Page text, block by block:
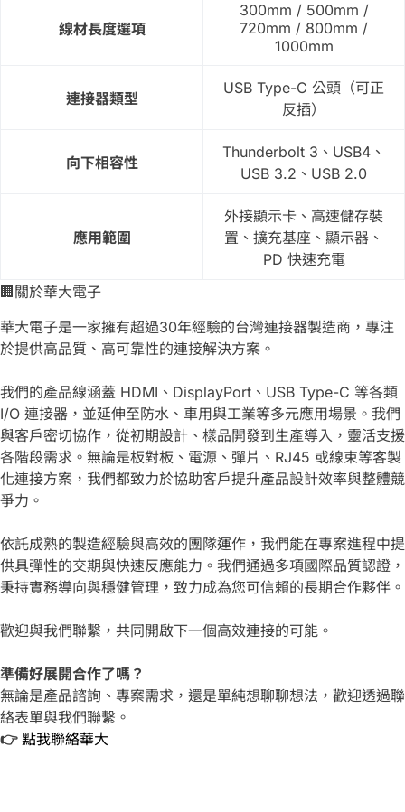
線材長度選項
300mm / 500mm /
720mm / 800mm /
1000mm
連接器類型
USB Type-C 公頭（可正
反插）
向下相容性
Thunderbolt 3、USB4、
USB 3.2、USB 2.0
應用範圍
外接顯示卡、高速儲存裝
置、擴充基座、顯示器、
PD 快速充電
🏢關於華大電子
華大電子是一家擁有超過30年經驗的台灣連接器製造商，專注
於提供高品質、高可靠性的連接解決方案。
我們的產品線涵蓋 HDMI、DisplayPort、USB Type-C 等各類
I/O 連接器，並延伸至防水、車用與工業等多元應用場景。我們
與客戶密切協作，從初期設計、樣品開發到生產導入，靈活支援
各階段需求。無論是板對板、電源、彈片、RJ45 或線束等客製
化連接方案，我們都致力於協助客戶提升產品設計效率與整體競
爭力。
依託成熟的製造經驗與高效的團隊運作，我們能在專案進程中提
供具彈性的交期與快速反應能力。我們通過多項國際品質認證，
秉持實務導向與穩健管理，致力成為您可信賴的長期合作夥伴。
歡迎與我們聯繫，共同開啟下一個高效連接的可能。
準備好展開合作了嗎？
無論是產品諮詢、專案需求，還是單純想聊聊想法，歡迎透過聯
絡表單與我們聯繫。
👉 點我聯絡華大